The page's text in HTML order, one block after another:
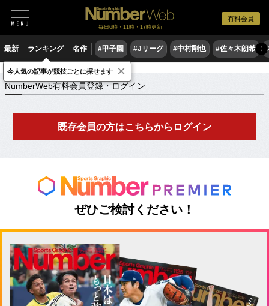
有料会員
毎日6時・11時・17時更新
最新 ランキング 名作 #甲子園 #Jリーグ #中村剛也 #佐々木朗希 〉
NumberWeb有料会員登録・ログイン
NumberWeb有料会員登録・ログイン
既存会員の方はこちらからログイン
ぜひご検討ください！
今人気の記事が競技ごとに探せます ×